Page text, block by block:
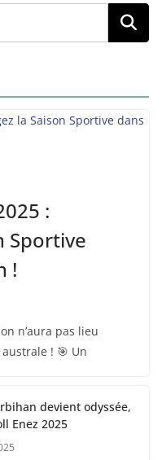
:
Sportive
!
n’aura pas lieu
! 🎯 Un
devient odyssée,
Enez 2025